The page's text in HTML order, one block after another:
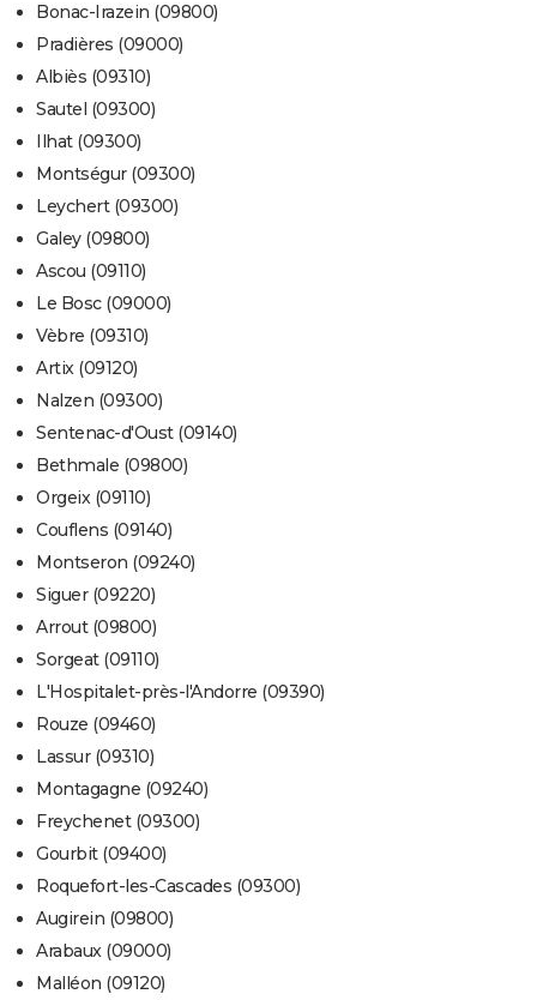
Bonac-Irazein (09800)
Pradières (09000)
Albiès (09310)
Sautel (09300)
Ilhat (09300)
Montségur (09300)
Leychert (09300)
Galey (09800)
Ascou (09110)
Le Bosc (09000)
Vèbre (09310)
Artix (09120)
Nalzen (09300)
Sentenac-d'Oust (09140)
Bethmale (09800)
Orgeix (09110)
Couflens (09140)
Montseron (09240)
Siguer (09220)
Arrout (09800)
Sorgeat (09110)
L'Hospitalet-près-l'Andorre (09390)
Rouze (09460)
Lassur (09310)
Montagagne (09240)
Freychenet (09300)
Gourbit (09400)
Roquefort-les-Cascades (09300)
Augirein (09800)
Arabaux (09000)
Malléon (09120)